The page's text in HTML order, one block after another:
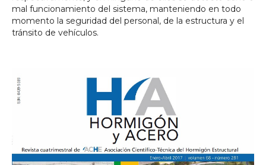
mal funcionamiento del sistema, manteniendo en todo
momento la seguridad del personal, de la estructura y el
tránsito de vehículos.